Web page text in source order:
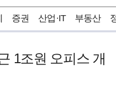
증권 산업·IT 부동산
1조원 오피스 개